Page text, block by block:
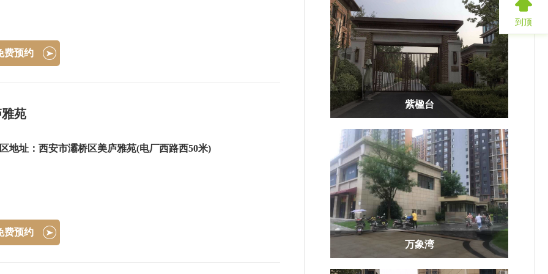
费预约
苑
地址：西安市灞桥区美庐雅苑(电厂西路西50米)
费预约
紫楹台
万象湾
到顶